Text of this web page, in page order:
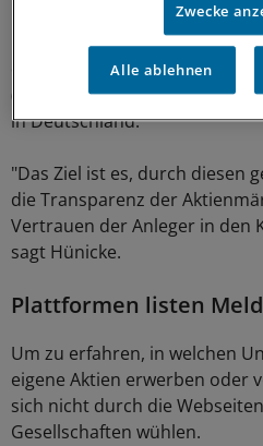
"Die Meldepflicht gilt auch für
Lebenspartner und
die Bundesanstalt für
(BaFin), die Kontrollbehörde
in Deutschland.
"Das Ziel ist es, durch diesen
die Transparenz der
Vertrauen der Anleger in den
sagt Hünicke.
Plattformen listen
Um zu erfahren, in welchen
eigene Aktien erwerben oder
sich nicht durch die
Gesellschaften wühlen.
Zwecke
Alle ablehnen